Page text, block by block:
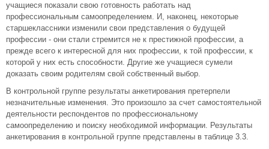
учащиеся показали свою готовность работать над
профессиональным самоопределением. И, наконец, некоторые
старшеклассники изменили свои представления о будущей
профессии - они стали стремится не к престижной профессии, а
прежде всего к интересной для них профессии, к той профессии, к
которой у них есть способности. Другие же учащиеся сумели
доказать своим родителям свой собственный выбор.
В контрольной группе результаты анкетирования претерпели
незначительные изменения. Это произошло за счет самостоятельной
деятельности респондентов по профессиональному
самоопределению и поиску необходимой информации. Результаты
анкетирования в контрольной группе представлены в таблице 3.3.